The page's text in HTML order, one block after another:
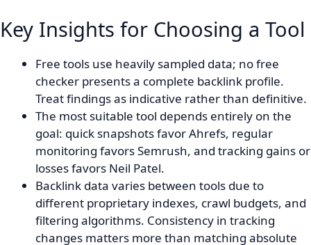
Key Insights for Choosing a Tool
Free tools use heavily sampled data; no free
checker presents a complete backlink profile.
Treat findings as indicative rather than definitive.
The most suitable tool depends entirely on the
goal: quick snapshots favor Ahrefs, regular
monitoring favors Semrush, and tracking gains or
losses favors Neil Patel.
Backlink data varies between tools due to
different proprietary indexes, crawl budgets, and
filtering algorithms. Consistency in tracking
changes matters more than matching absolute